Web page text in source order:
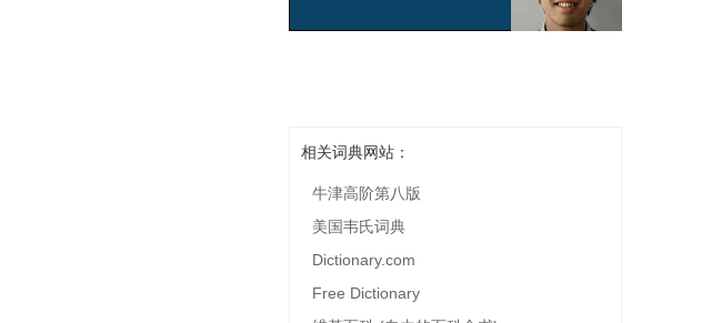
相关词典网站：
牛津高阶第八版
美国韦氏词典
Dictionary.com
Free Dictionary